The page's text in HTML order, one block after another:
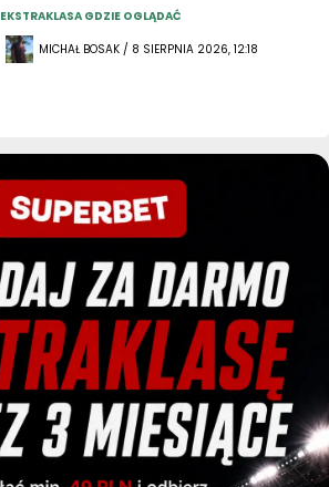
EKSTRAKLASA GDZIE OGLĄDAĆ
MICHAŁ BOSAK / 8 SIERPNIA 2026, 12:18